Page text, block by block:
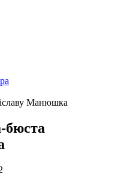
Манюшка
бюста